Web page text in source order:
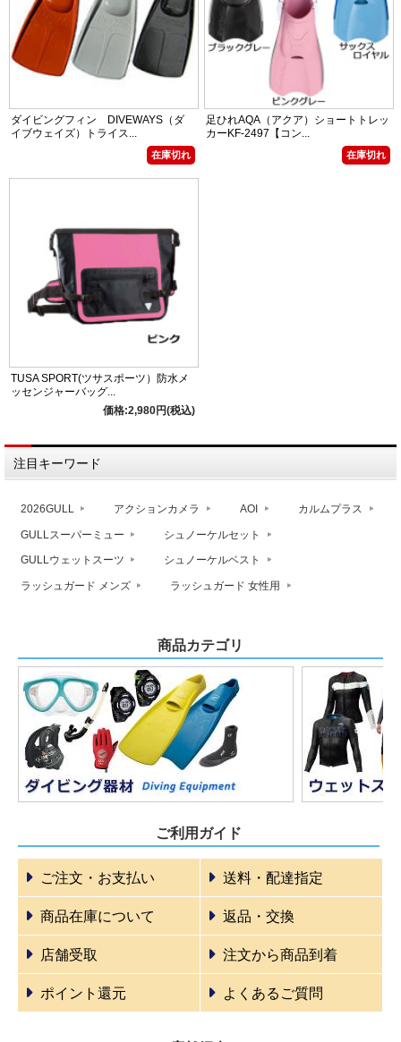
ダイビングフィン DIVEWAYS（ダ
イブウェイズ）トライス...
在庫切れ
足ひれAQA（アクア）ショートトレッ
カーKF-2497【コン...
在庫切れ
TUSA SPORT(ツサスポーツ）防水メ
ッセンジャーバッグ...
価格:2,980円(税込)
注目キーワード
2026GULL アクションカメラ AOI カルムプラス
GULLスーパーミュー シュノーケルセット
GULLウェットスーツ シュノーケルベスト
ラッシュガード メンズ ラッシュガード 女性用
商品カテゴリ
ご利用ガイド
ご注文・お支払い 送料・配達指定
商品在庫について 返品・交換
店舗受取 注文から商品到着
ポイント還元 よくあるご質問